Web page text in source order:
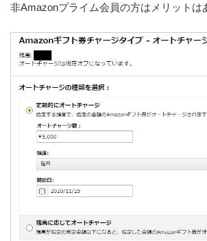
非Amazonプライム会員の方はメリットは